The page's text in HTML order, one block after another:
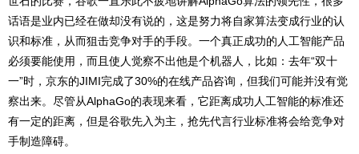
话语是业内已经在做却没有说的，这是努力将自家算法变成行业的认
识和标准，从而狙击竞争对手的手段。一个真正成功的人工智能产品
必须要能使用，而且使人觉察不出他是个机器人，比如：去年“双十
一”时，京东的JIMI完成了30%的在线产品咨询，但我们可能并没有觉
察出来。尽管从AlphaGo的表现来看，它距离成功人工智能的标准还
有一定的距离，但是谷歌先入为主，抢先代言行业标准将会给竞争对
手制造障碍。